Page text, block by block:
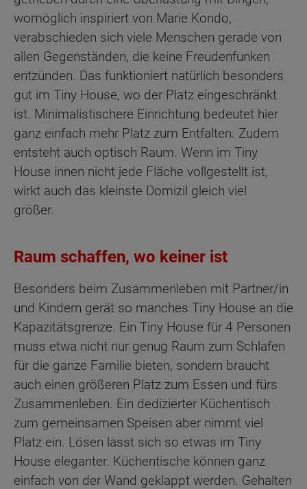
womöglich inspiriert von Marie Kondo,
verabschieden sich viele Menschen gerade von
allen Gegenständen, die keine Freudenfunken
entzünden. Das funktioniert natürlich besonders
gut im Tiny House, wo der Platz eingeschränkt
ist. Minimalistischere Einrichtung bedeutet hier
ganz einfach mehr Platz zum Entfalten. Zudem
entsteht auch optisch Raum. Wenn im Tiny
House innen nicht jede Fläche vollgestellt ist,
wirkt auch das kleinste Domizil gleich viel
größer.
Raum schaffen, wo keiner ist
Besonders beim Zusammenleben mit Partner/in
und Kindern gerät so manches Tiny House an die
Kapazitätsgrenze. Ein Tiny House für 4 Personen
muss etwa nicht nur genug Raum zum Schlafen
für die ganze Familie bieten, sondern braucht
auch einen größeren Platz zum Essen und fürs
Zusammenleben. Ein dedizierter Küchentisch
zum gemeinsamen Speisen aber nimmt viel
Platz ein. Lösen lässt sich so etwas im Tiny
House eleganter. Küchentische können ganz
einfach von der Wand geklappt werden. Gehalten